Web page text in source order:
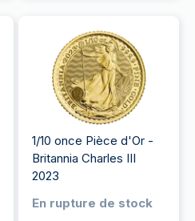
1/10 once Pièce d'Or -
Britannia Charles III
2023
En rupture de stock